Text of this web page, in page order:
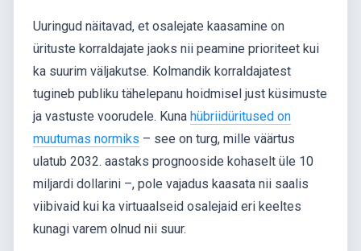
Uuringud näitavad, et osalejate kaasamine on
ürituste korraldajate jaoks nii peamine prioriteet kui
ka suurim väljakutse. Kolmandik korraldajatest
tugineb publiku tähelepanu hoidmisel just küsimuste
ja vastuste voorudele. Kuna hübriidüritused on
muutumas normiks – see on turg, mille väärtus
ulatub 2032. aastaks prognooside kohaselt üle 10
miljardi dollarini –, pole vajadus kaasata nii saalis
viibivaid kui ka virtuaalseid osalejaid eri keeltes
kunagi varem olnud nii suur.